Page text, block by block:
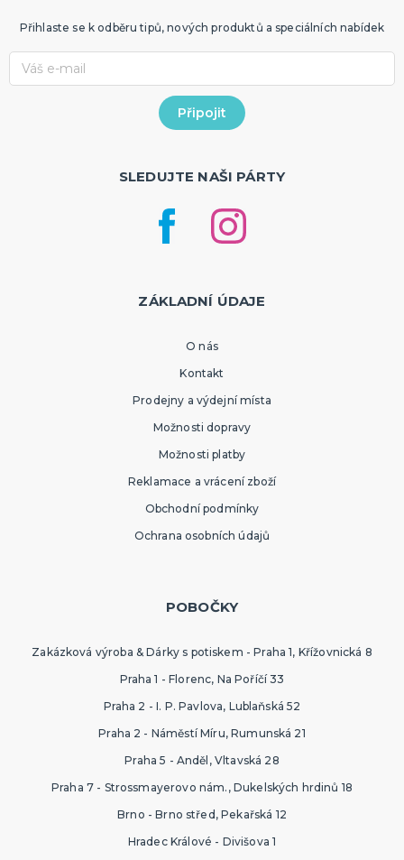
Přihlaste se k odběru tipů, nových produktů a speciálních nabídek
SLEDUJTE NAŠI PÁRTY
ZÁKLADNÍ ÚDAJE
O nás
Kontakt
Prodejny a výdejní místa
Možnosti dopravy
Možnosti platby
Reklamace a vrácení zboží
Obchodní podmínky
Ochrana osobních údajů
POBOČKY
Zakázková výroba & Dárky s potiskem - Praha 1, Křížovnická 8
Praha 1 - Florenc, Na Poříčí 33
Praha 2 - I. P. Pavlova, Lublaňská 52
Praha 2 - Náměstí Míru, Rumunská 21
Praha 5 - Anděl, Vltavská 28
Praha 7 - Strossmayerovo nám., Dukelských hrdinů 18
Brno - Brno střed, Pekařská 12
Hradec Králové - Divišova 1